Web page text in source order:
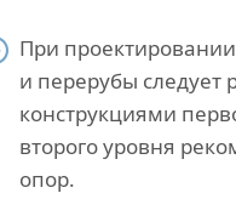
При
и перерубы следует
конструкциями
второго уровня
опор.